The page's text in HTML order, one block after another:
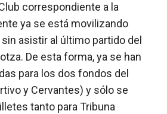
correspondiente a la
ya se está movilizando
asistir al último partido del
De esta forma, ya se han
para los dos fondos del
y Cervantes) y sólo se
tanto para Tribuna